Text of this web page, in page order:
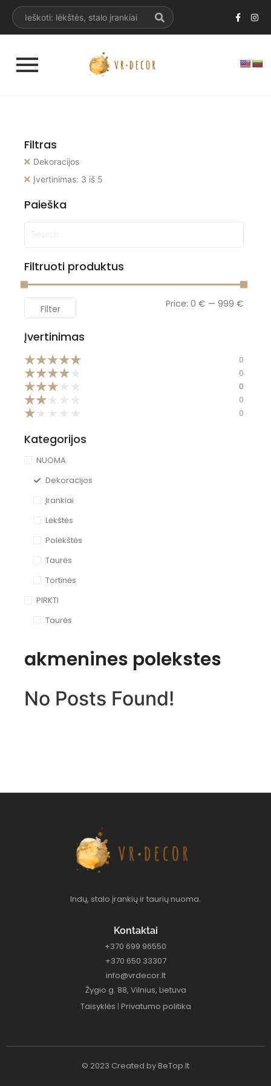
Filtras
Dekoracijos
Įvertinimas: 3 iš 5
Paieška
Filtruoti produktus
Filter Price: 0 € — 999 €
Įvertinimas
★★★★★ 0
★★★★ 0
★★★ 0
★★ 0
★ 0
Kategorijos
NUOMA
Dekoracijos
Įrankiai
Lėkštės
Polėkštės
Taurės
Tortinės
PIRKTI
Taurės
akmenines polekstes
No Posts Found!
Indų, stalo įrankių ir taurių nuoma.
Kontaktai
+370 699 96550
+370 650 33307
info@vrdecor.lt
Žygio g. 88, Vilnius, Lietuva
Taisyklės | Privatumo politika
© 2023 Created byBeTop.lt